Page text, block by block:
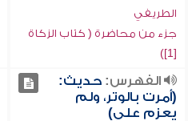
الطريفي
جزء من محاضرة ( كتاب الزكاة
[1])
الفهرس:حديث:
(أمرت بالوتر، ولم
يعزم علي)